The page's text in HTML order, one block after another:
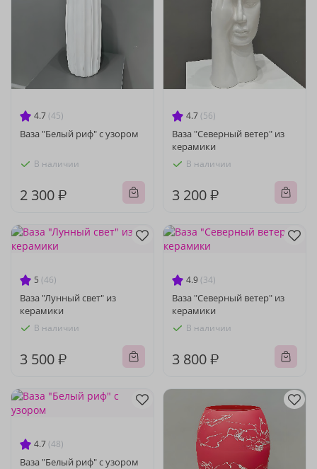
4.7 (45)
Ваза "Белый риф" с узором
В наличии
2 300 ₽
4.7 (56)
Ваза "Северный ветер" из
керамики
В наличии
3 200 ₽
5 (46)
Ваза "Лунный свет" из
керамики
В наличии
3 500 ₽
4.9 (34)
Ваза "Северный ветер" из
керамики
В наличии
3 800 ₽
4.7 (48)
Ваза "Белый риф" с узором